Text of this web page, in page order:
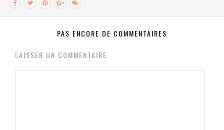
PAS ENCORE DE COMMENTAIRES
LAISSER UN COMMENTAIRE